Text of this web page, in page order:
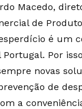
Macedo,
de
é um
Portugal. Por
novas
de
a